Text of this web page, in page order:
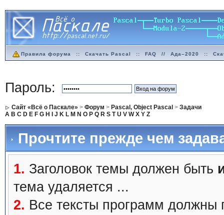
Правила форума :: Скачать Pascal :: FAQ // Ада–2020 ::
Пароль:
Сайт «Всё о Паскале» > Форум > Pascal, Object Pascal > Задачи
A B C D E F G H J K L M N O P Q R S T U V W X Y Z
Прочтите прежде чем
1. Заголовок темы должен быть
тема удаляется ...
2. Все тексты программ должны